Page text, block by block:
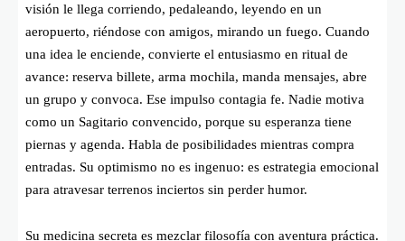
visión le llega corriendo, pedaleando, leyendo en un
aeropuerto, riéndose con amigos, mirando un fuego. Cuando
una idea le enciende, convierte el entusiasmo en ritual de
avance: reserva billete, arma mochila, manda mensajes, abre
un grupo y convoca. Ese impulso contagia fe. Nadie motiva
como un Sagitario convencido, porque su esperanza tiene
piernas y agenda. Habla de posibilidades mientras compra
entradas. Su optimismo no es ingenuo: es estrategia emocional
para atravesar terrenos inciertos sin perder humor.
Su medicina secreta es mezclar filosofía con aventura práctica.